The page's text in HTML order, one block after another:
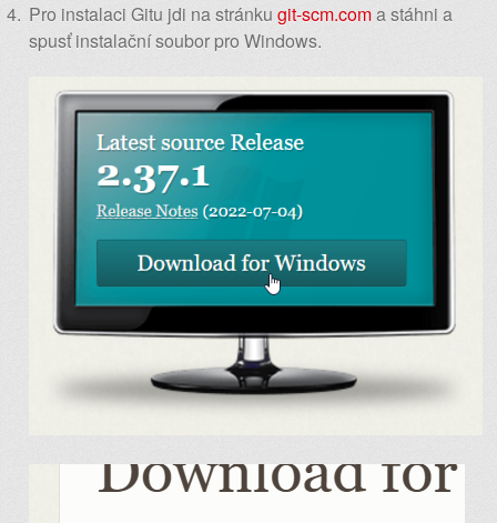
Pro instalaci Gitu jdi na stránkugit-scm.coma stáhni a
spusť instalační soubor pro Windows.